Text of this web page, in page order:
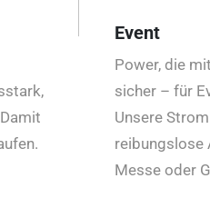
Event
Power, die
sicher – für
Unsere
reibungslose
Messe oder